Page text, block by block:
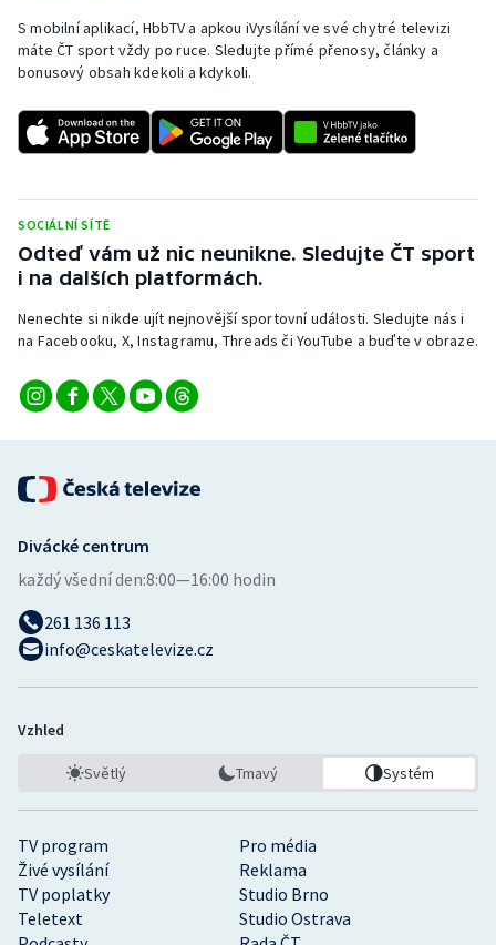
S mobilní aplikací, HbbTV a apkou iVysílání ve své chytré televizi
máte ČT sport vždy po ruce. Sledujte přímé přenosy, články a
bonusový obsah kdekoli a kdykoli.
SOCIÁLNÍ SÍTĚ
Odteď vám už nic neunikne. Sledujte ČT sport
i na dalších platformách.
Nenechte si nikde ujít nejnovější sportovní události. Sledujte nás i
na Facebooku, X, Instagramu, Threads či YouTube a buďte v obraze.
TV program
Pro média
Živé vysílání
Reklama
TV poplatky
Studio Brno
Teletext
Studio Ostrava
Divácké centrum
každý všední den:8:00—16:00 hodin
261 136 113
info@ceskatelevize.cz
Vzhled
Světlý Tmavý Systém